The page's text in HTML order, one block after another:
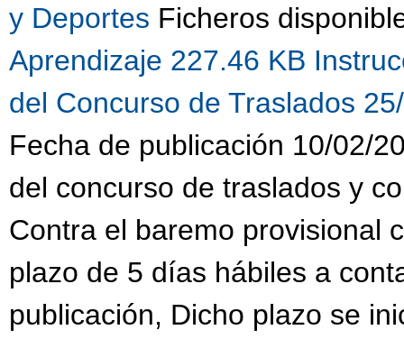
y Deportes Ficheros
Aprendizaje 227.46 KB
del Concurso de Traslados
Fecha de publicación 10/02/
del concurso de traslados y
Contra el baremo provisional
plazo de 5 días hábiles a
publicación, Dicho plazo se